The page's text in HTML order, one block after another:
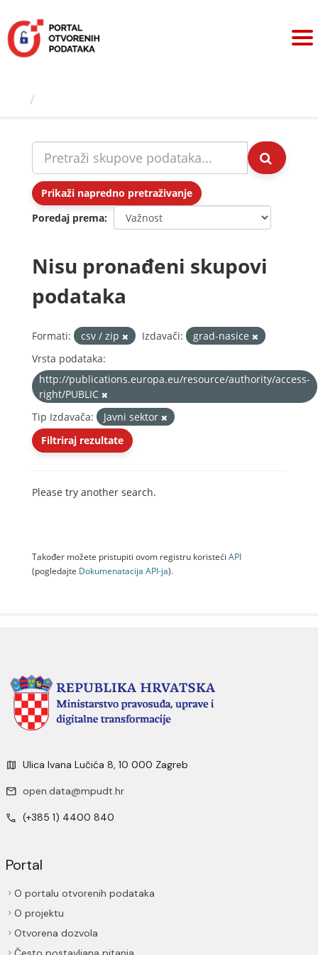
sadržaj
Prikaži napredno pretraživanje
Poredaj prema
Nisu pronađeni skupovi
podataka
Formati: csv / zip Izdavači:
grad-nasice
Vrsta podataka:
http://publications.europa.eu/resource/authority/access-
right/PUBLIC
Tip Izdavača:
Javni sektor
Filtriraj rezultate
Please try another search.
Također možete pristupiti ovom registru koristeći API
(pogledajte Dokumenаtаcijа API-jа).